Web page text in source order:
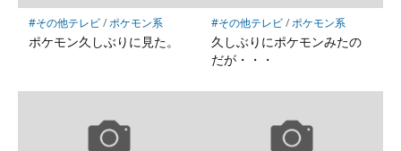
保
存
#その他テレビ/ポケモン系
ポケモン久しぶりに見た。
#その他テレビ/ポケモン系
久しぶりにポケモンみたの
だが・・・